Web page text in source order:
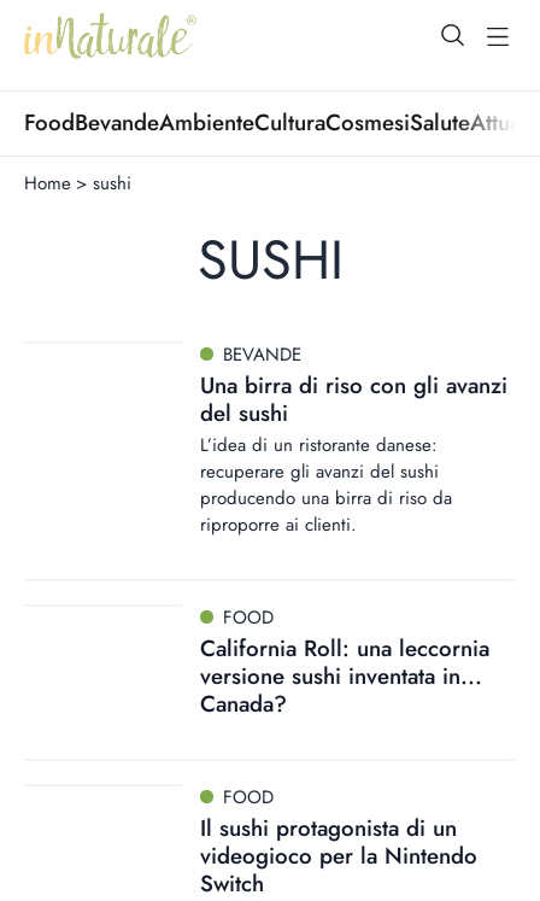
open
FoodBevandeAmbienteCulturaCosmesiSalute
Home > sushi
SUSHI
BEVANDE
Una birra di riso con gli avanzi
del sushi
L’idea di un ristorante danese:
recuperare gli avanzi del sushi
producendo una birra di riso da
riproporre ai clienti.
FOOD
California Roll: una leccornia
versione sushi inventata in...
Canada?
FOOD
Il sushi protagonista di un
videogioco per la Nintendo
Switch